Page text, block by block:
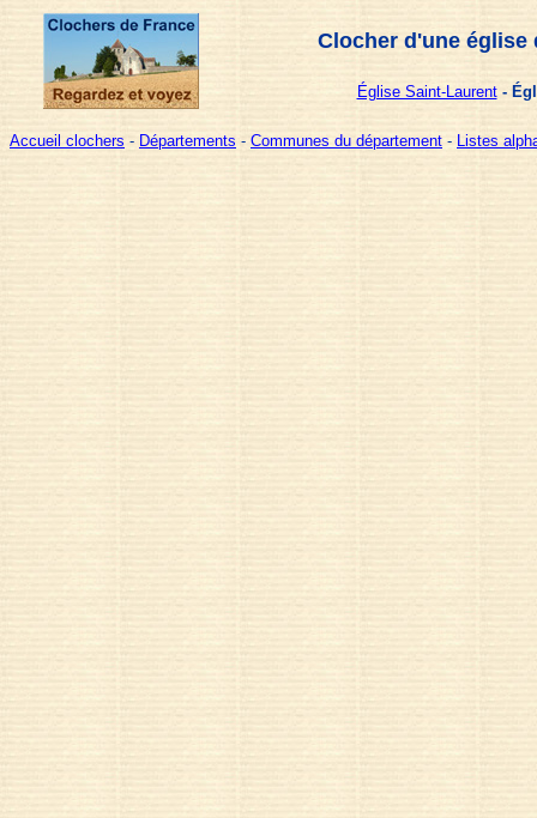
Clocher d'une église
Église Saint-Laurent-
Accueil clochers - Départements - Communes du département - Listes